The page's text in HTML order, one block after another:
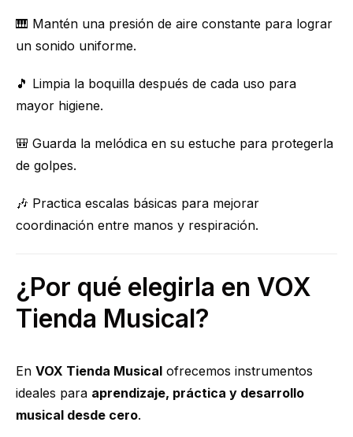
🎹 Mantén una presión de aire constante para lograr
un sonido uniforme.
🎵 Limpia la boquilla después de cada uso para
mayor higiene.
🎒 Guarda la melódica en su estuche para protegerla
de golpes.
🎶 Practica escalas básicas para mejorar
coordinación entre manos y respiración.
¿Por qué elegirla en VOX
Tienda Musical?
En VOX Tienda Musical ofrecemos instrumentos
ideales para aprendizaje, práctica y desarrollo
musical desde cero.